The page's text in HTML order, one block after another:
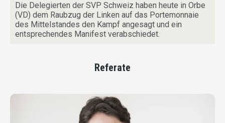
Die Delegierten der SVP Schweiz haben heute in Orbe
(VD) dem Raubzug der Linken auf das Portemonnaie
des Mittelstandes den Kampf angesagt und ein
entsprechendes Manifest verabschiedet.
Referate